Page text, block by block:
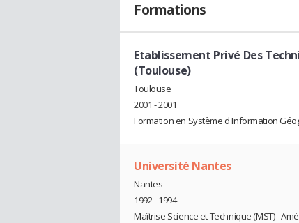
Formations
Etablissement Privé Des
(Toulouse)
Toulouse
2001 - 2001
Formation en Système d'Information
Université Nantes
Nantes
1992 - 1994
Maîtrise Science et Technique (MST) -